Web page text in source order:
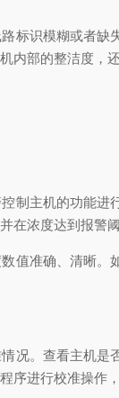
标识模糊或者
部的整洁度，
制主机的功能
在浓度达到报警
值准确、清晰
况。查看主机
进行校准操作